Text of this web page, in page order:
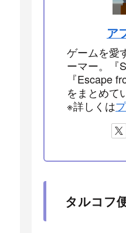
ア
ゲームを愛
ーマー。『
『Escape
をまとめて
※詳しくは
タルコフ